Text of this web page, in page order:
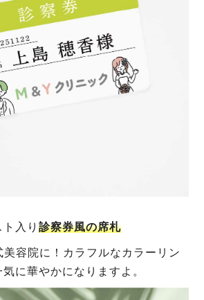
ト入り診察券風の席札
美容院に！カラフルなカラーリン
に華やかになりますよ。